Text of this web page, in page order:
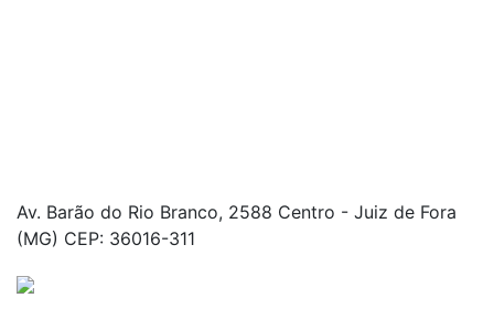
(MG) CEP: 36016-311